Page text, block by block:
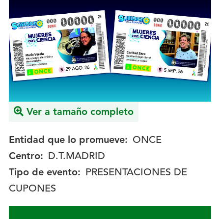
del
evento:
Ver a tamaño completo
Entidad que lo promueve: ONCE
Centro: D.T.MADRID
Tipo de evento: PRESENTACIONES DE
CUPONES